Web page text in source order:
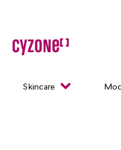
Skincare